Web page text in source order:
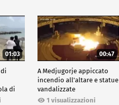
01:03
di
00:47
A Medjugorje appiccato
incendio all'altare e statue
vandalizzate
1 visualizzazioni